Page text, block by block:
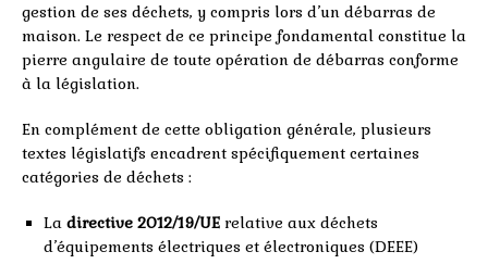
gestion de ses déchets, y compris lors d’un débarras de
maison. Le respect de ce principe fondamental constitue la
pierre angulaire de toute opération de débarras conforme
à la législation.
En complément de cette obligation générale, plusieurs
textes législatifs encadrent spécifiquement certaines
catégories de déchets :
La directive 2012/19/UE relative aux déchets
d’équipements électriques et électroniques (DEEE)